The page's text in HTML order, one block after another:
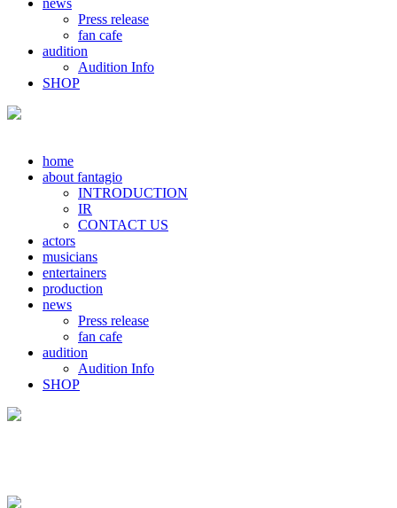
news
Press release
fan cafe
audition
Audition Info
SHOP
home
about fantagio
INTRODUCTION
IR
CONTACT US
actors
musicians
entertainers
production
news
Press release
fan cafe
audition
Audition Info
SHOP